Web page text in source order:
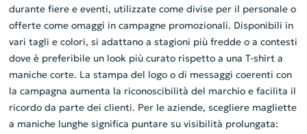
durante fiere e eventi, utilizzate come divise per il personale o
offerte come omaggi in campagne promozionali. Disponibili in
vari tagli e colori, si adattano a stagioni più fredde o a contesti
dove è preferibile un look più curato rispetto a una T-shirt a
maniche corte. La stampa del logo o di messaggi coerenti con
la campagna aumenta la riconoscibilità del marchio e facilita il
ricordo da parte dei clienti. Per le aziende, scegliere magliette
a maniche lunghe significa puntare su visibilità prolungata: